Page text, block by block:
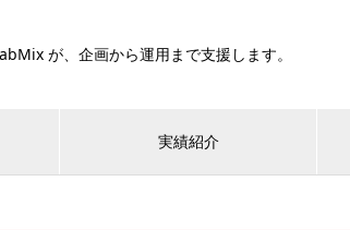
が、企画から運用まで支援します。
実績紹介